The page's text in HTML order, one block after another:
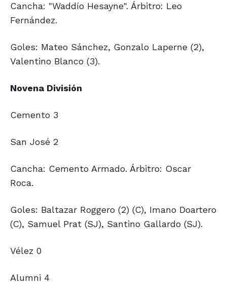
Cancha: "Waddío Hesayne". Árbitro: Leo
Fernández.
Goles: Mateo Sánchez, Gonzalo Laperne (2),
Valentino Blanco (3).
Novena División
Cemento 3
San José 2
Cancha: Cemento Armado. Árbitro: Oscar
Roca.
Goles: Baltazar Roggero (2) (C), Imano Doartero
(C), Samuel Prat (SJ), Santino Gallardo (SJ).
Vélez 0
Alumni 4